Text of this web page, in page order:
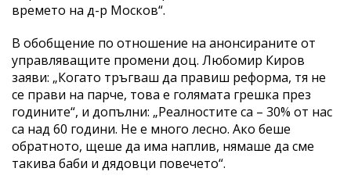
времето на д-р Москов“.
В обобщение по отношение на анонсираните от
управляващите промени доц. Любомир Киров
заяви: „Когато тръгваш да правиш реформа, тя не
се прави на парче, това е голямата грешка през
годините“, и допълни: „Реалностите са – 30% от нас
са над 60 години. Не е много лесно. Ако беше
обратното, щеше да има наплив, нямаше да сме
такива баби и дядовци повечето“.